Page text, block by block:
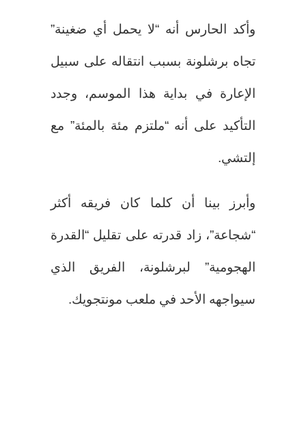
وأكد الحارس أنه “لا يحمل أي ضغينة”
تجاه برشلونة بسبب انتقاله على سبيل
الإعارة في بداية هذا الموسم، وجدد
التأكيد على أنه “ملتزم مئة بالمئة” مع
إلتشي.
وأبرز بينا أن كلما كان فريقه أكثر
“شجاعة”، زاد قدرته على تقليل “القدرة
الهجومية” لبرشلونة، الفريق الذي
سيواجهه الأحد في ملعب مونتجويك.